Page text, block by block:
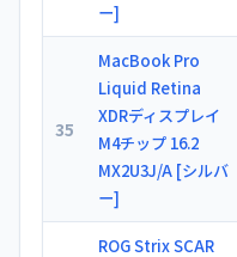
ー]
35
MacBook Pro
Liquid Retina
XDRディスプレイ
M4チップ 16.2
MX2U3J/A [シルバ
ー]
ROG Strix SCAR